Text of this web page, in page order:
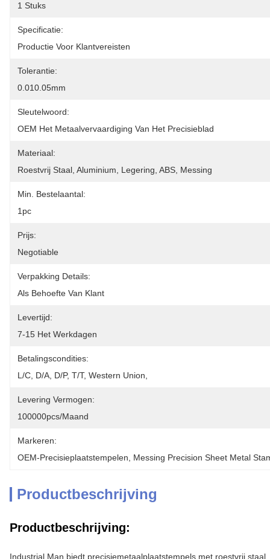
1 Stuks
Specificatie:
Productie Voor Klantvereisten
Tolerantie:
0.010.05mm
Sleutelwoord:
OEM Het Metaalvervaardiging Van Het Precisieblad
Materiaal:
Roestvrij Staal, Aluminium, Legering, ABS, Messing
Min. Bestelaantal:
1pc
Prijs:
Negotiable
Verpakking Details:
Als Behoefte Van Klant
Levertijd:
7-15 Het Werkdagen
Betalingscondities:
L/C, D/A, D/P, T/T, Western Union,
Levering Vermogen:
100000pcs/maand
Markeren:
OEM-Precisieplaatstempelen
Messing Precision Sheet Metal
Productbeschrijving
Productbeschrijving:
Industrial Man biedt precisiemetaalplaatstempels met roestvrij